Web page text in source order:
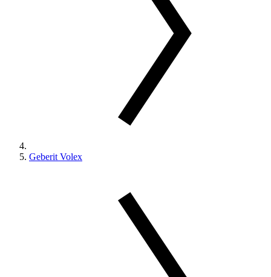
Geberit Volex